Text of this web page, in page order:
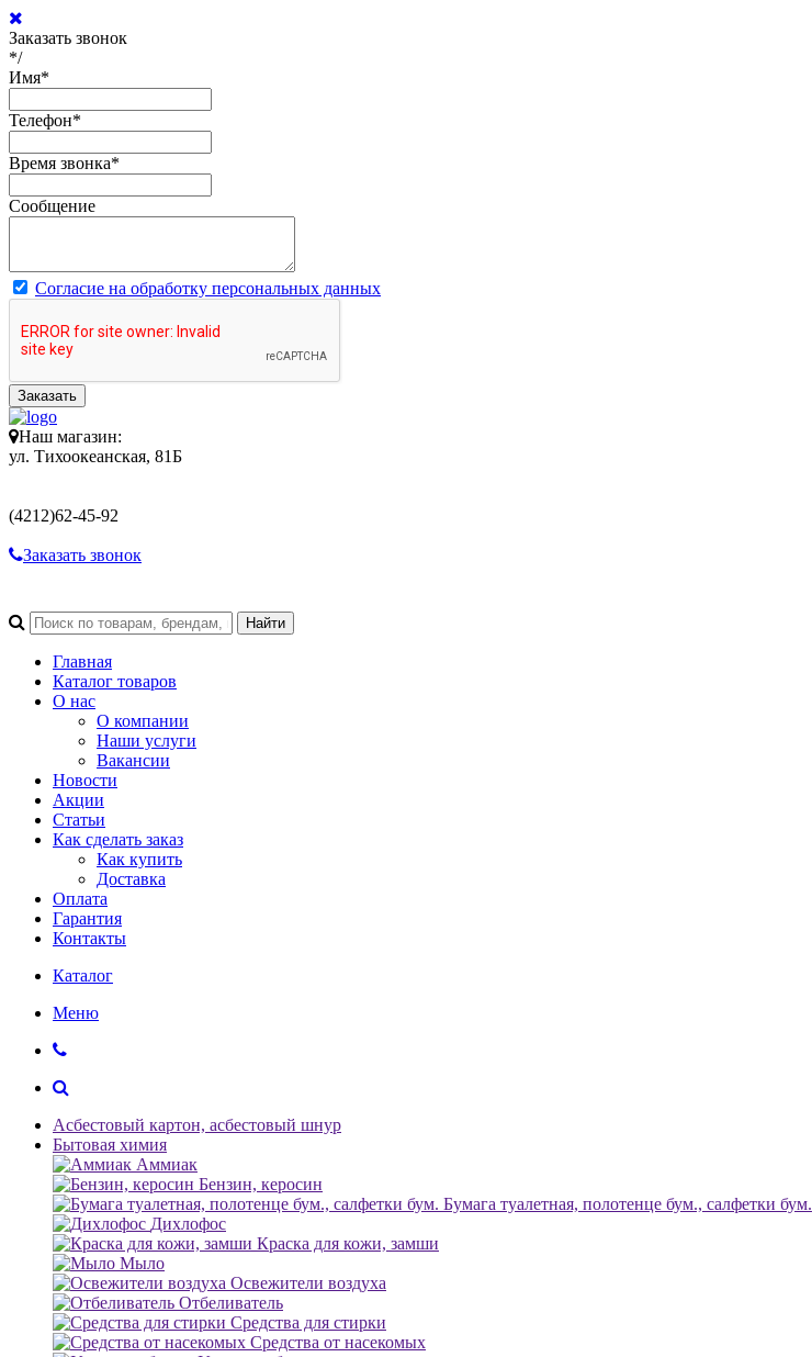
Заказать звонок
*/
Имя*
Телефон*
Время звонка*
Сообщение
Согласие на обработку персональных данных
Заказать
Наш магазин:
ул. Тихоокеанская, 81Б
(4212)62-45-92
Заказать звонок
Главная
Каталог товаров
О нас
О компании
Наши услуги
Вакансии
Новости
Акции
Статьи
Как сделать заказ
Как купить
Доставка
Оплата
Гарантия
Контакты
Каталог
Меню
Асбестовый картон, асбестовый шнур
Бытовая химия
Аммиак
Бензин, керосин
Бумага туалетная, полотенце бум., салфетки бум.
Дихлофос
Краска для кожи, замши
Мыло
Освежители воздуха
Отбеливатель
Средства для стирки
Средства от насекомых